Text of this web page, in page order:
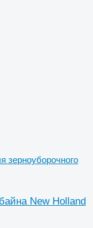
зерноуборочного
New Holland